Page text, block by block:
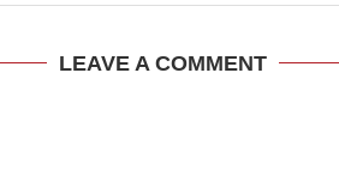
LEAVE A COMMENT